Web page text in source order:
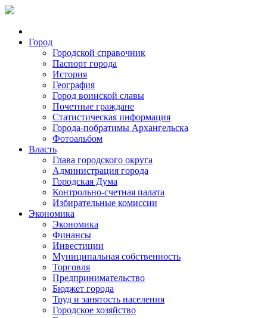
Город
Городской справочник
Паспорт города
История
География
Город воинской славы
Почетные граждане
Статистическая информация
Города-побратимы Архангельска
Фотоальбом
Власть
Глава городского округа
Администрация города
Городская Дума
Контрольно-счетная палата
Избирательные комиссии
Экономика
Экономика
Финансы
Инвестиции
Муниципальная собственность
Торговля
Предпринимательство
Бюджет города
Труд и занятость населения
Городское хозяйство